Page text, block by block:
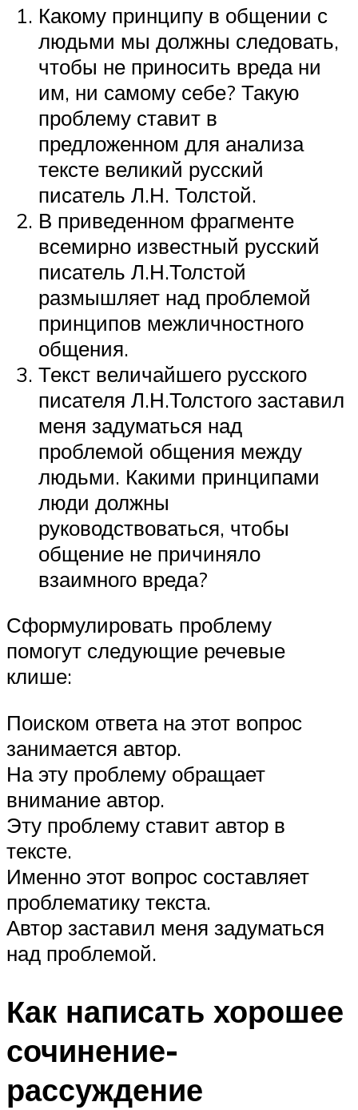
Какому принципу в общении с
людьми мы должны следовать,
чтобы не приносить вреда ни
им, ни самому себе? Такую
проблему ставит в
предложенном для анализа
тексте великий русский
писатель Л.Н. Толстой.
В приведенном фрагменте
всемирно известный русский
писатель Л.Н.Толстой
размышляет над проблемой
принципов межличностного
общения.
Текст величайшего русского
писателя Л.Н.Толстого заставил
меня задуматься над
проблемой общения между
людьми. Какими принципами
люди должны
руководствоваться, чтобы
общение не причиняло
взаимного вреда?
Сформулировать проблему
помогут следующие речевые
клише:
Поиском ответа на этот вопрос
занимается автор.
На эту проблему обращает
внимание автор.
Эту проблему ставит автор в
тексте.
Именно этот вопрос составляет
проблематику текста.
Автор заставил меня задуматься
над проблемой.
Как написать хорошее
сочинение-
рассуждение